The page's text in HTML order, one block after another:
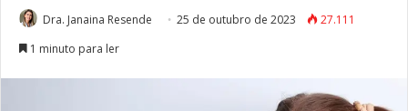
Dra. Janaina Resende 25 de outubro de 2023
27.111
1 minuto para ler